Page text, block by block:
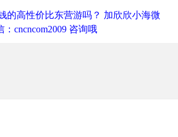
的高性价比东营游吗？ 加欣欣小海微
：cncncom2009 咨询哦